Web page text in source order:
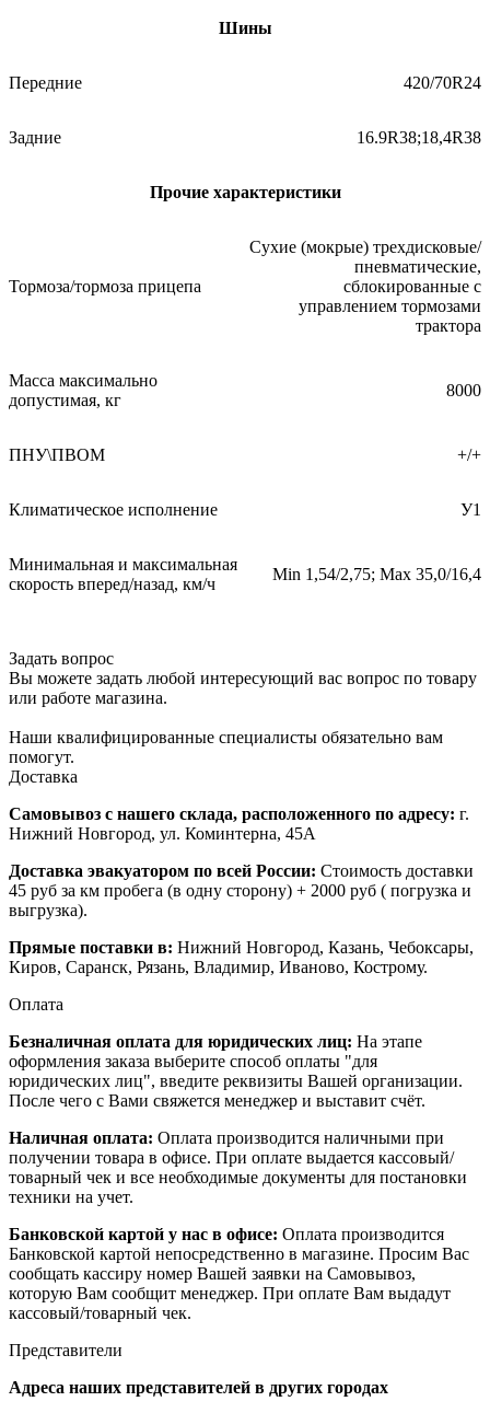
Шины
Передние 420/70R24
Задние 16.9R38;18,4R38
Прочие характеристики
Тормоза/тормоза прицепа
Сухие (мокрые) трехдисковые/
пневматические,
сблокированные с
управлением тормозами
трактора
Масса максимально
допустимая, кг
8000
ПНУ\ПВОМ +/+
Климатическое исполнение У1
Минимальная и максимальная
скорость вперед/назад, км/ч
Min 1,54/2,75; Max 35,0/16,4
Задать вопрос
Вы можете задать любой интересующий вас вопрос по товару
или работе магазина.
Наши квалифицированные специалисты обязательно вам
помогут.
Доставка
Самовывоз с нашего склада, расположенного по адресу: г.
Нижний Новгород, ул. Коминтерна, 45А
Доставка эвакуатором по всей России: Стоимость доставки
45 руб за км пробега (в одну сторону) + 2000 руб ( погрузка и
выгрузка).
Прямые поставки в: Нижний Новгород, Казань, Чебоксары,
Киров, Саранск, Рязань, Владимир, Иваново, Кострому.
Оплата
Безналичная оплата для юридических лиц: На этапе
оформления заказа выберите способ оплаты "для
юридических лиц", введите реквизиты Вашей организации.
После чего с Вами свяжется менеджер и выставит счёт.
Наличная оплата: Оплата производится наличными при
получении товара в офисе. При оплате выдается кассовый/
товарный чек и все необходимые документы для постановки
техники на учет.
Банковской картой у нас в офисе: Оплата производится
Банковской картой непосредственно в магазине. Просим Вас
сообщать кассиру номер Вашей заявки на Самовывоз,
которую Вам сообщит менеджер. При оплате Вам выдадут
кассовый/товарный чек.
Представители
Адреса наших представителей в других городах